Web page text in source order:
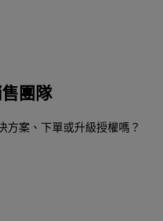
團隊
方案、下單或升級授權嗎？